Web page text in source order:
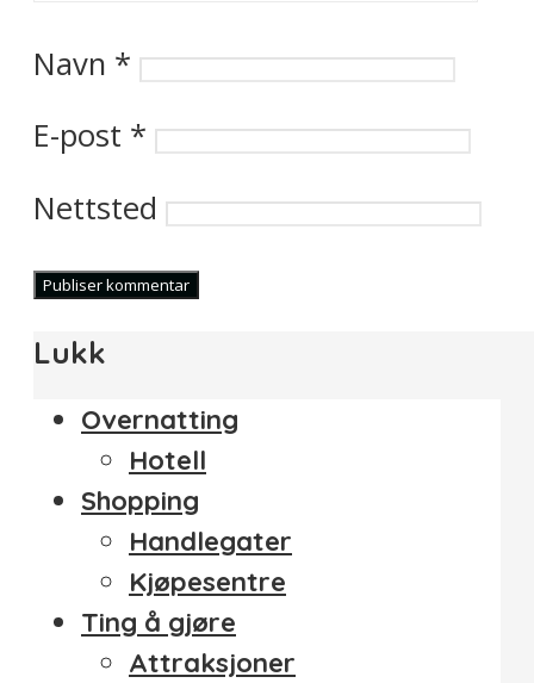
Navn *
E-post *
Nettsted
Lukk
Overnatting
Hotell
Shopping
Handlegater
Kjøpesentre
Ting å gjøre
Attraksjoner